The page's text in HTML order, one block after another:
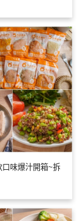
味爆汁開箱~拆